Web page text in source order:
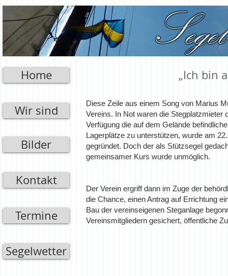
„Ich bin
Diese Zeile aus einem Song von Marius
Vereins. In Not waren die Stegplatzmieter
Verfügung die auf dem Gelände
Lagerplätze zu unterstützen, wurde am
gegründet. Doch der als Stützsegel
gemeinsamer Kurs wurde unmöglich.
Der Verein ergriff dann im Zuge der
die Chance, einen Antrag auf Errichtung
Bau der vereinseigenen Steganlage
Vereinsmitgliedern gesichert, öffentliche
Wir sind
Home
Kontakt
Termine
Segelwetter
Bilder